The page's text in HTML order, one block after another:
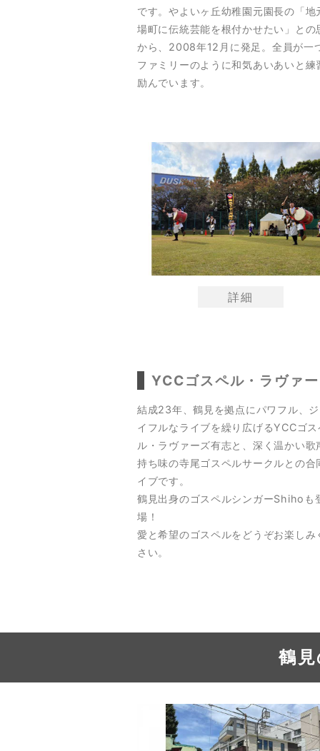
です。やよいヶ丘幼稚園元園長の「地
場町に伝統芸能を根付かせたい」との
から、2008年12月に発足。全員が一
ファミリーのように和気あいあいと練
励んでいます。
詳細
YCCゴスペル・ラヴァ
結成23年、鶴見を拠点にパワフル、
イフルなライブを繰り広げるYCCゴス
ル・ラヴァーズ有志と、深く温かい歌
持ち味の寺尾ゴスペルサークルとの合
イブです。
鶴見出身のゴスペルシンガーShihoも
場！
愛と希望のゴスペルをどうぞお楽しみ
さい。
鶴